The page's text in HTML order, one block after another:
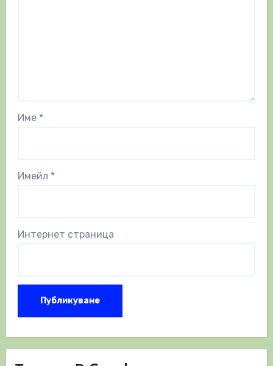
Име *
Имейл *
Интернет страница